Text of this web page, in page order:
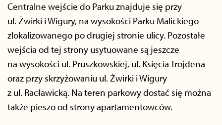
Centralne wejście do Parku znajduje się przy
ul. Żwirki i Wigury, na wysokości Parku Malickiego
zlokalizowanego po drugiej stronie ulicy. Pozostałe
wejścia od tej strony usytuowane są jeszcze
na wysokości ul. Pruszkowskiej, ul. Księcia Trojdena
oraz przy skrzyżowaniu ul. Żwirki i Wigury
z ul. Racławicką. Na teren parkowy dostać się można
także pieszo od strony apartamentowców.